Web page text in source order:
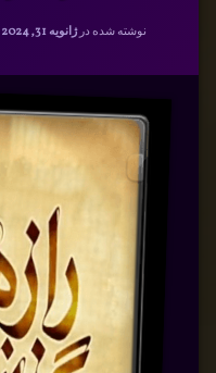
نوشته شده درژانویه 31, 2024